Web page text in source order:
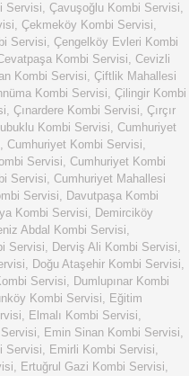
Servisi, Çavuşoğlu Kombi Servisi,
, Çekmeköy Kombi Servisi,
Servisi, Çengelköy Evleri Kombi
Kombi Servisi, Cevizli
Kombi Servisi, Çiftlik Mahallesi
Kombi Servisi, Çilingir Kombi
, Çınardere Kombi Servisi, Çırçır
Kombi Servisi, Cumhuriyet
, Cumhuriyet Kombi Servisi,
Servisi, Cumhuriyet Kombi
Servisi, Cumhuriyet Mahallesi
Servisi, Davutpaşa Kombi
Kombi Servisi, Demirciköy
Abdal Kombi Servisi,
Servisi, Derviş Ali Kombi Servisi,
, Doğu Ataşehir Kombi Servisi,
Servisi, Dumlupınar Kombi
Kombi Servisi, Eğitim
, Elmalı Kombi Servisi,
, Emin Sinan Kombi Servisi,
Servisi, Emirli Kombi Servisi,
, Ertuğrul Gazi Kombi Servisi,